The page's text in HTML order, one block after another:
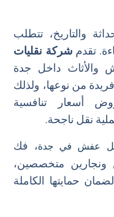
والتاريخ، تتطلب
تقدمشركة نقليات
والأثاث داخل جدة
من نوعها، ولذلك
أسعار تنافسية
نقل ناجحة.
عفش في جدة، فك
ونجارين متخصصين،
حمايتها الكاملة